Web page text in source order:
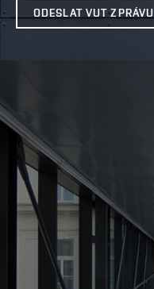
ODESLAT VUT ZPRÁVU